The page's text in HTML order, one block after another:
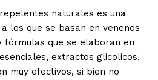
naturales es una
los que se basan en venenos
fórmulas que se elaboran en
extractos glicolicos,
muy efectivos, si bien no